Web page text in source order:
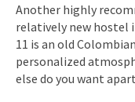
Another highly
relatively new hostel
11 is an old
personalized
else do you want